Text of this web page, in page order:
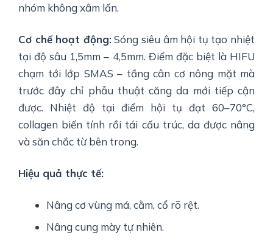
nhóm không xâm lấn.
Cơ chế hoạt động:Sóng siêu âm hội tụ tạo nhiệt
tại độ sâu 1,5mm – 4,5mm. Điểm đặc biệt là HIFU
chạm tới lớp SMAS – tầng cân cơ nông mặt mà
trước đây chỉ phẫu thuật căng da mới tiếp cận
được. Nhiệt độ tại điểm hội tụ đạt 60–70°C,
collagen biến tính rồi tái cấu trúc, da được nâng
và săn chắc từ bên trong.
Hiệu quả thực tế:
Nâng cơ vùng má, cằm, cổ rõ rệt.
Nâng cung mày tự nhiên.